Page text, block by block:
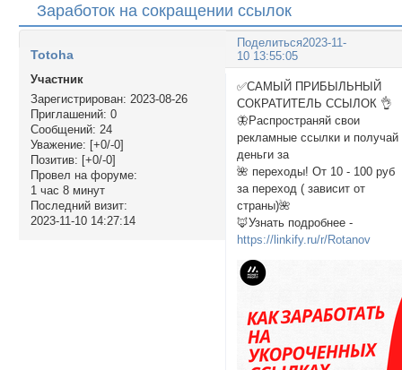
Заработок на сокращении ссылок
Поделиться2023-11-
10 13:55:05
Totoha
Участник
Зарегистрирован: 2023-08-26
Приглашений: 0
Сообщений: 24
Уважение: [+0/-0]
Позитив: [+0/-0]
Провел на форуме:
1 час 8 минут
Последний визит:
2023-11-10 14:27:14
✅САМЫЙ ПРИБЫЛЬНЫЙ
СОКРАТИТЕЛЬ ССЫЛОК 👌
🦋Распространяй свои
рекламные ссылки и получай
деньги за
🌺 переходы! От 10 - 100 руб
за переход ( зависит от
страны)🌺
🦊Узнать подробнее -
https://linkify.ru/r/Rotanov